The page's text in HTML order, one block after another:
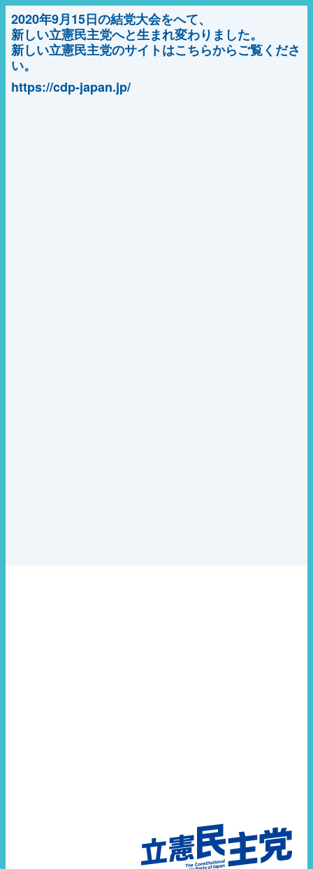
2020年9月15日の結党大会をへて、
新しい立憲民主党へと生まれ変わりました。
新しい立憲民主党のサイトはこちらからご覧くださ
い。
https://cdp-japan.jp/